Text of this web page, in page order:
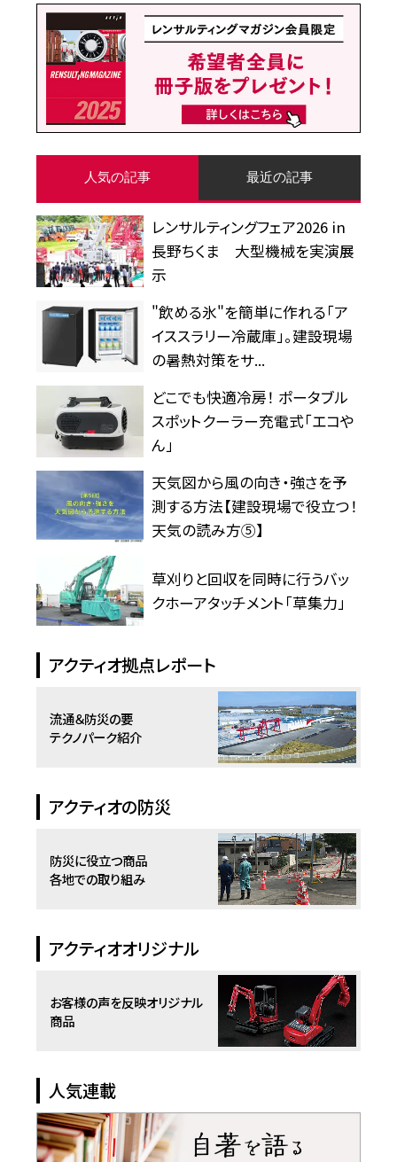
人気の記事 最近の記事
レンサルティングフェア2026 in
長野ちくま 大型機械を実演展
示
"飲める氷"を簡単に作れる「ア
イススラリー冷蔵庫」。建設現場
の暑熱対策をサ...
どこでも快適冷房！ ポータブル
スポットクーラー充電式「エコや
ん」
天気図から風の向き・強さを予
測する方法【建設現場で役立つ！
天気の読み方⑤】
草刈りと回収を同時に行うバッ
クホーアタッチメント「草集力」
アクティオ拠点レポート
流通＆防災の要
テクノパーク紹介
アクティオの防災
防災に役立つ商品
各地での取り組み
アクティオオリジナル
お客様の声を反映オリジナル
商品
人気連載